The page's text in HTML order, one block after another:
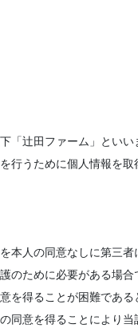
「辻田ファーム」とい
行うために個人情報を取
本人の同意なしに第三
のために必要がある場
を得ることが困難であ
同意を得ることにより